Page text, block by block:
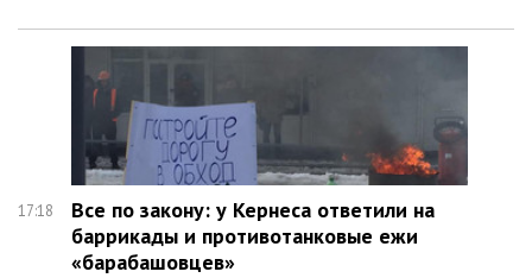
17:18
Все по закону: у Кернеса ответили на
баррикады и противотанковые ежи
«барабашовцев»